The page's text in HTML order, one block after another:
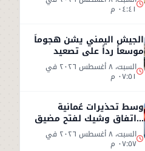
٠٤:٤١ م
الجيش اليمني يشن هجوماً
موسعاً رداً على تصعيد
الحوثيين السبت، ٨ أغسطس ٢٠٢٦ في
٠٧:٥١ م
وسط تحذيرات عُمانية
...اتفاق وشيك لفتح مضيق
هرمز. السبت، ٨ أغسطس ٢٠٢٦ في
٠٧:٥٧ م